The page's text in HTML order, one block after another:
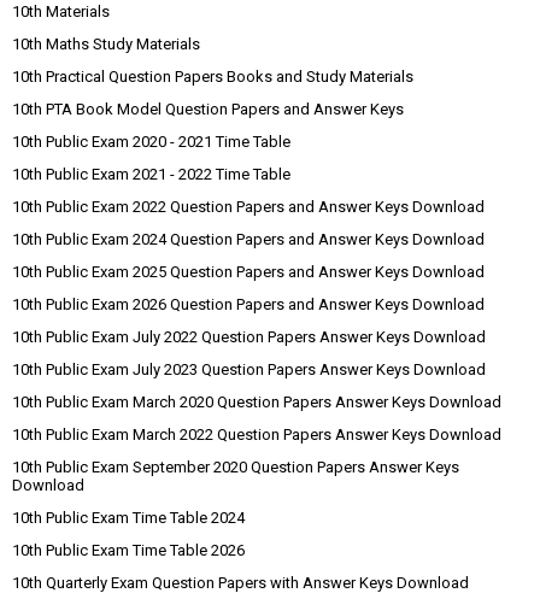
10th Materials
10th Maths Study Materials
10th Practical Question Papers Books and Study Materials
10th PTA Book Model Question Papers and Answer Keys
10th Public Exam 2020 - 2021 Time Table
10th Public Exam 2021 - 2022 Time Table
10th Public Exam 2022 Question Papers and Answer Keys Download
10th Public Exam 2024 Question Papers and Answer Keys Download
10th Public Exam 2025 Question Papers and Answer Keys Download
10th Public Exam 2026 Question Papers and Answer Keys Download
10th Public Exam July 2022 Question Papers Answer Keys Download
10th Public Exam July 2023 Question Papers Answer Keys Download
10th Public Exam March 2020 Question Papers Answer Keys Download
10th Public Exam March 2022 Question Papers Answer Keys Download
10th Public Exam September 2020 Question Papers Answer Keys
Download
10th Public Exam Time Table 2024
10th Public Exam Time Table 2026
10th Quarterly Exam Question Papers with Answer Keys Download